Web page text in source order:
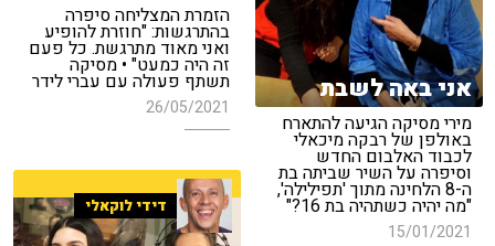
הזמרת המצליחה סיפרה
בהתרגשות: "חוזרת להופיע
ואני מאוד מתרגשת. כל פעם
זה היה כמעט" • מסיקה
תשתף פעולה עם עברי לידר
26/05/2021
אני באה לשבת
מירי מסיקה הגיעה להתארח
באולפן של רבקה מיכאלי
לכבוד האלבום החדש
וסיפרה על השיר שביתה בת
ה-8 הלחינה מתוך 'תפילילה',
"מה יהיה כשתהיה בת 16?"
15/01/2021
דידי לוקאלי